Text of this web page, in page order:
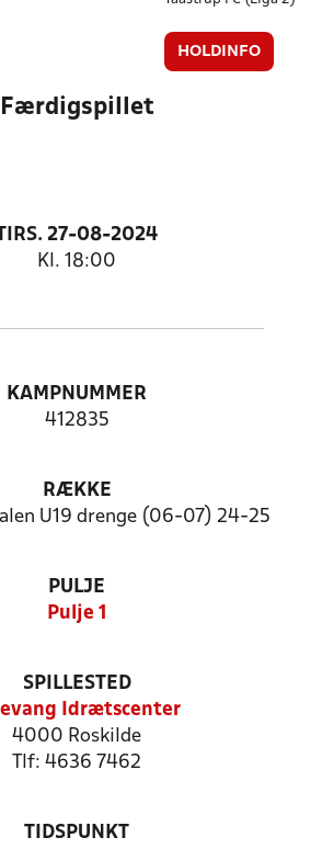
HOLDINFO
Færdigspillet
27-08-2024
Kl. 18:00
KAMPNUMMER
412835
RÆKKE
U19 drenge (06-07) 24-25
PULJE
Pulje 1
SPILLESTED
Idrætscenter
4000 Roskilde
Tlf: 4636 7462
TIDSPUNKT